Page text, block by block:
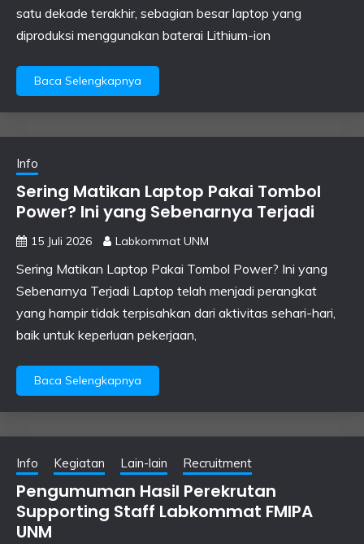
satu dekade terakhir, sebagian besar laptop yang
diproduksi menggunakan baterai Lithium-ion
Baca Selengkapnya
Info
Sering Matikan Laptop Pakai Tombol
Power? Ini yang Sebenarnya Terjadi
15 Juli 2026 Labkommat UNM
Sering Matikan Laptop Pakai Tombol Power? Ini yang
Sebenarnya Terjadi Laptop telah menjadi perangkat
yang hampir tidak terpisahkan dari aktivitas sehari-hari,
baik untuk keperluan pekerjaan,
Baca Selengkapnya
Info Kegiatan Lain-lain Recruitment
Pengumuman Hasil Perekrutan
Supporting Staff Labkommat FMIPA
UNM